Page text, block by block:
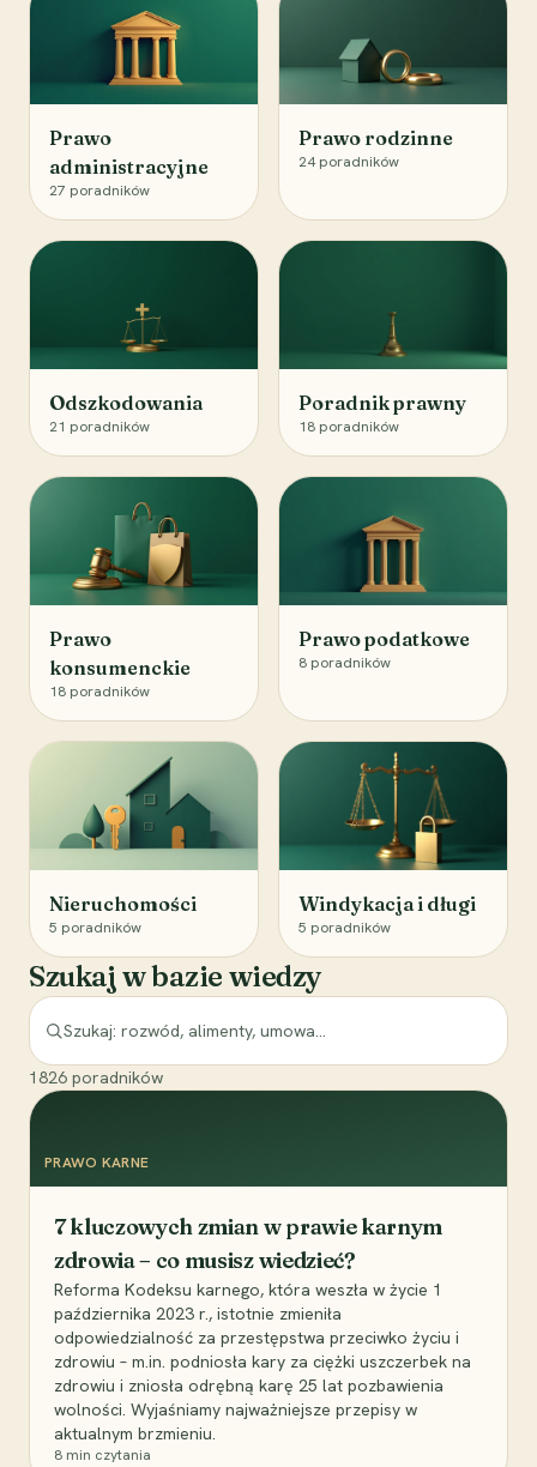
Prawo
administracyjne
27 poradników
Prawo rodzinne
24 poradników
Odszkodowania
21 poradników
Poradnik prawny
18 poradników
Prawo
konsumenckie
18 poradników
Prawo podatkowe
8 poradników
Nieruchomości
5 poradników
Windykacja i długi
5 poradników
Szukaj w bazie wiedzy
1826 poradników
PRAWO KARNE
7 kluczowych zmian w prawie karnym
zdrowia – co musisz wiedzieć?
Reforma Kodeksu karnego, która weszła w życie 1
października 2023 r., istotnie zmieniła
odpowiedzialność za przestępstwa przeciwko życiu i
zdrowiu – m.in. podniosła kary za ciężki uszczerbek na
zdrowiu i zniosła odrębną karę 25 lat pozbawienia
wolności. Wyjaśniamy najważniejsze przepisy w
aktualnym brzmieniu.
8 min czytania